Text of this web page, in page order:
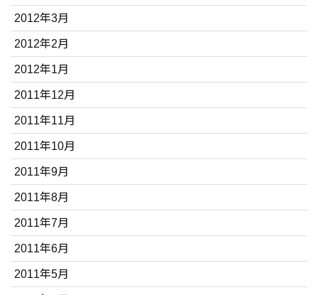
2012年3月
2012年2月
2012年1月
2011年12月
2011年11月
2011年10月
2011年9月
2011年8月
2011年7月
2011年6月
2011年5月